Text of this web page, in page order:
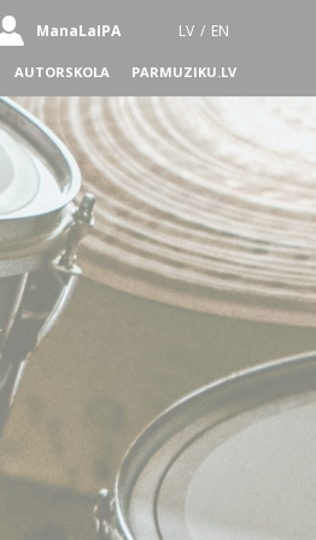
ManaLaIPA LV / EN
AUTORSKOLA PARMUZIKU.LV